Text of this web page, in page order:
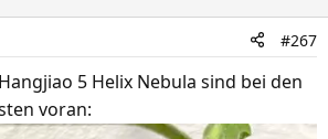
#267
5 Helix Nebula sind bei den
voran: